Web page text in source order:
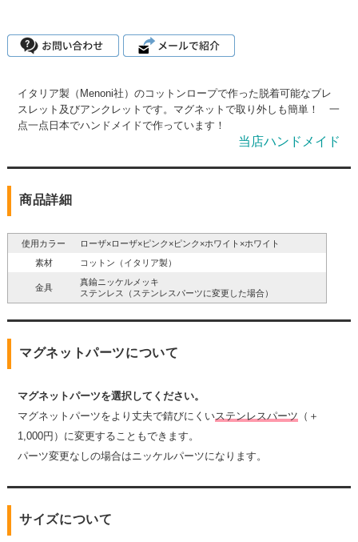
イタリア製（Menoni社）のコットンロープで作った脱着可能なブレ
スレット及びアンクレットです。マグネットで取り外しも簡単！ 一
点一点日本でハンドメイドで作っています！
当店ハンドメイド
商品詳細
使用カラー
ローザ×ローザ×ピンク×ピンク×ホワイト×ホワイト
素材
コットン（イタリア製）
金具
真鍮ニッケルメッキ
ステンレス（ステンレスパーツに変更した場合）
マグネットパーツについて
マグネットパーツを選択してください。
マグネットパーツをより丈夫で錆びにくいステンレスパーツ（＋
1,000円）に変更することもできます。
パーツ変更なしの場合はニッケルパーツになります。
サイズについて